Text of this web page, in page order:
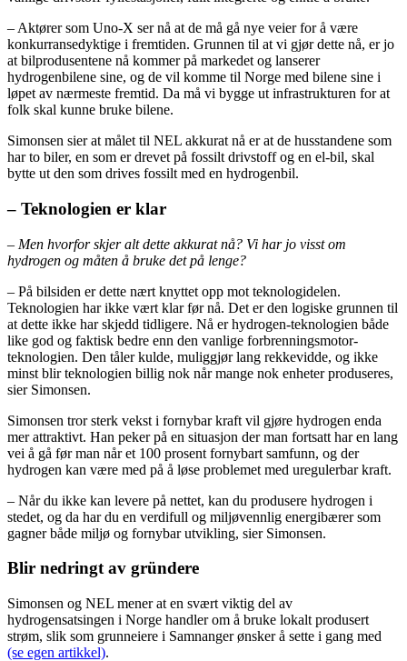
– Aktører som Uno-X ser nå at de må gå nye veier for å være
konkurransedyktige i fremtiden. Grunnen til at vi gjør dette nå, er jo
at bilprodusentene nå kommer på markedet og lanserer
hydrogenbilene sine, og de vil komme til Norge med bilene sine i
løpet av nærmeste fremtid. Da må vi bygge ut infrastrukturen for at
folk skal kunne bruke bilene.
Simonsen sier at målet til NEL akkurat nå er at de husstandene som
har to biler, en som er drevet på fossilt drivstoff og en el-bil, skal
bytte ut den som drives fossilt med en hydrogenbil.
– Teknologien er klar
– Men hvorfor skjer alt dette akkurat nå? Vi har jo visst om
hydrogen og måten å bruke det på lenge?
– På bilsiden er dette nært knyttet opp mot teknologidelen.
Teknologien har ikke vært klar før nå. Det er den logiske grunnen til
at dette ikke har skjedd tidligere. Nå er hydrogen-teknologien både
like god og faktisk bedre enn den vanlige forbrenningsmotor-
teknologien. Den tåler kulde, muliggjør lang rekkevidde, og ikke
minst blir teknologien billig nok når mange nok enheter produseres,
sier Simonsen.
Simonsen tror sterk vekst i fornybar kraft vil gjøre hydrogen enda
mer attraktivt. Han peker på en situasjon der man fortsatt har en lang
vei å gå før man når et 100 prosent fornybart samfunn, og der
hydrogen kan være med på å løse problemet med uregulerbar kraft.
– Når du ikke kan levere på nettet, kan du produsere hydrogen i
stedet, og da har du en verdifull og miljøvennlig energibærer som
gagner både miljø og fornybar utvikling, sier Simonsen.
Blir nedringt av gründere
Simonsen og NEL mener at en svært viktig del av
hydrogensatsingen i Norge handler om å bruke lokalt produsert
strøm, slik som grunneiere i Samnanger ønsker å sette i gang med
(se egen artikkel).